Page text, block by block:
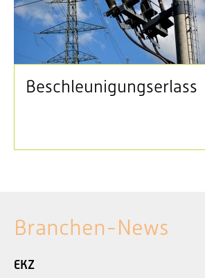
Beschleunigungserlass
Branchen-News
EKZ